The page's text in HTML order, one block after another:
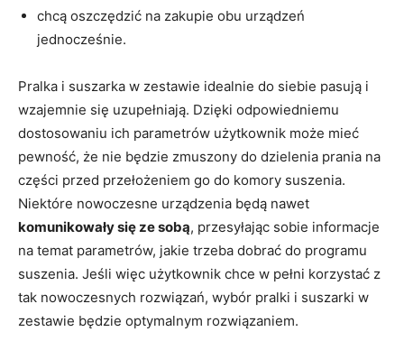
chcą oszczędzić na zakupie obu urządzeń
jednocześnie.
Pralka i suszarka w zestawie idealnie do siebie pasują i
wzajemnie się uzupełniają. Dzięki odpowiedniemu
dostosowaniu ich parametrów użytkownik może mieć
pewność, że nie będzie zmuszony do dzielenia prania na
części przed przełożeniem go do komory suszenia.
Niektóre nowoczesne urządzenia będą nawet
komunikowały się ze sobą, przesyłając sobie informacje
na temat parametrów, jakie trzeba dobrać do programu
suszenia. Jeśli więc użytkownik chce w pełni korzystać z
tak nowoczesnych rozwiązań, wybór pralki i suszarki w
zestawie będzie optymalnym rozwiązaniem.